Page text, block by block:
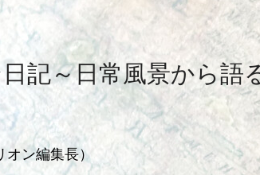
記～日常風景から語
ン編集長）